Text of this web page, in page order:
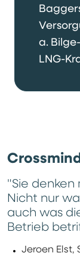
a.
LNG-
"Sie
Nicht nur
auch was
Betrieb
Jeroen Elst,